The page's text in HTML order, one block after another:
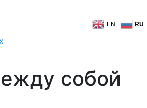
EN RU
собой